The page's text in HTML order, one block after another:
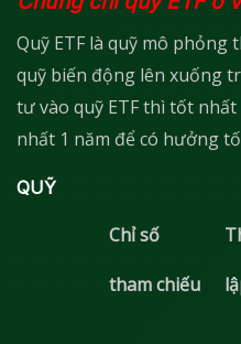
Quỹ ETF là quỹ mô
quỹ biến động lên xuống
tư vào quỹ ETF thì tốt
nhất 1 năm để có hưởng
QUỸ
Chỉ số
tham chiếu